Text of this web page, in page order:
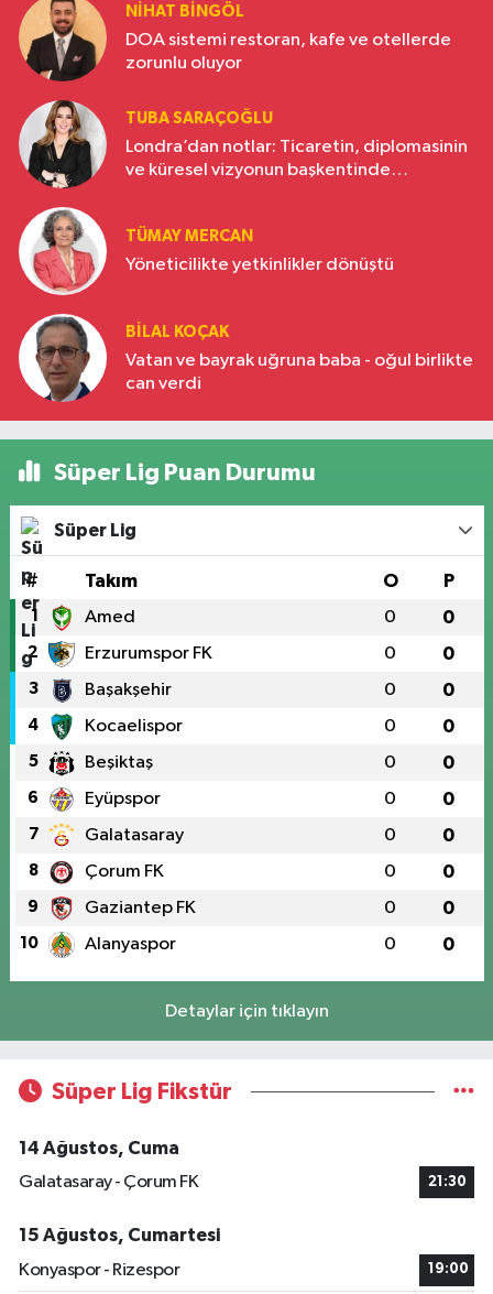
NIHAT BINGÖL
DOA sistemi restoran, kafe ve otellerde
zorunlu oluyor
TUBA SARAÇOĞLU
Londra’dan notlar: Ticaretin, diplomasinin
ve küresel vizyonun başkentinde
TÜMAY MERCAN
Yöneticilikte yetkinlikler dönüştü
BILAL KOÇAK
Vatan ve bayrak uğruna baba - oğul birlikte
can verdi
Süper Lig Puan Durumu
Süper Lig
# Takım O P
1 Amed 0 0
2 Erzurumspor FK 0 0
3 Başakşehir 0 0
4 Kocaelispor 0 0
5 Beşiktaş 0 0
6 Eyüpspor 0 0
7 Galatasaray 0 0
8 Çorum FK 0 0
9 Gaziantep FK 0 0
10 Alanyaspor 0 0
Detaylar için tıklayın
Süper Lig Fikstür
14 Ağustos, Cuma
Galatasaray - Çorum FK
21:30
15 Ağustos, Cumartesi
Konyaspor - Rizespor
19:00